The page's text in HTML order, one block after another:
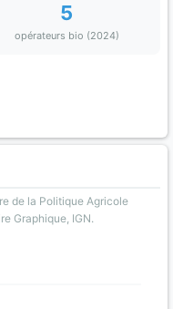
5
opérateurs bio (2024)
de la Politique Agricole
Graphique, IGN.